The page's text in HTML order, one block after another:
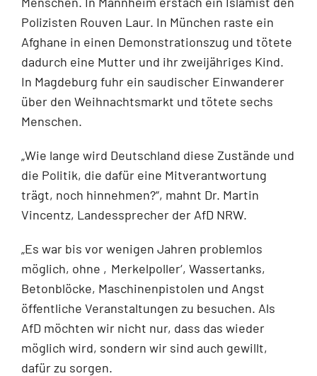
Polizisten Rouven Laur. In München raste ein
Afghane in einen Demonstrationszug und tötete
dadurch eine Mutter und ihr zweijähriges Kind.
In Magdeburg fuhr ein saudischer Einwanderer
über den Weihnachtsmarkt und tötete sechs
Menschen.
„Wie lange wird Deutschland diese Zustände und
die Politik, die dafür eine Mitverantwortung
trägt, noch hinnehmen?“, mahnt Dr. Martin
Vincentz, Landessprecher der AfD NRW.
„Es war bis vor wenigen Jahren problemlos
möglich, ohne ‚Merkelpoller‘, Wassertanks,
Betonblöcke, Maschinenpistolen und Angst
öffentliche Veranstaltungen zu besuchen. Als
AfD möchten wir nicht nur, dass das wieder
möglich wird, sondern wir sind auch gewillt,
dafür zu sorgen.